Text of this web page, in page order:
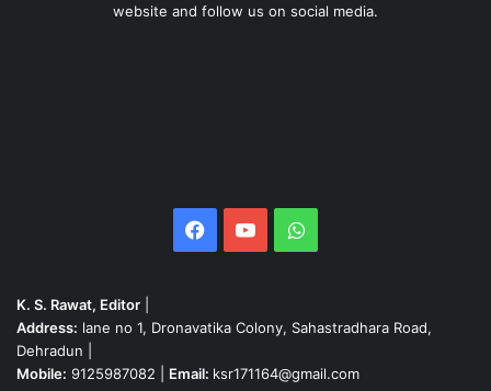
website and follow us on social media.
Facebook
YouTubeWhatsApp
K. S. Rawat, Editor
Address: lane no 1, Dronavatika Colony, Sahastradhara Road,
Dehradun |
Mobile: 9125987082 | Email: ksr171164@gmail.com